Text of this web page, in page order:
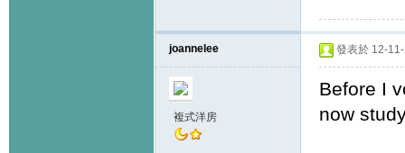
joannelee
複式洋房
發表於 12-
Before I
now